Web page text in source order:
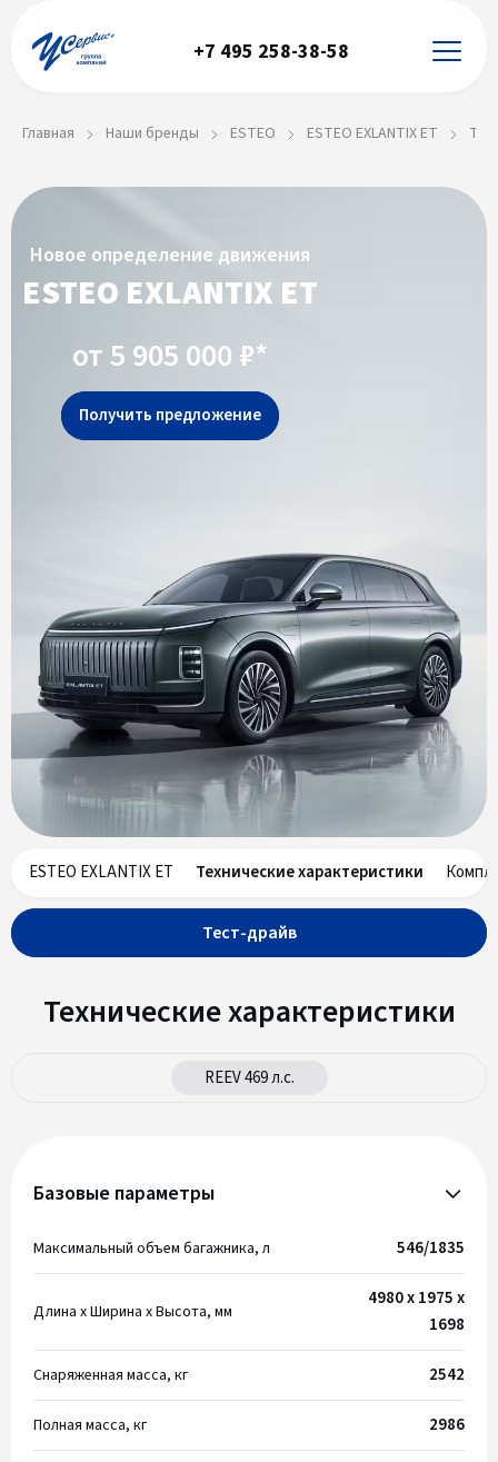
+7 495 258-38-58
Главная Наши бренды ESTEO ESTEO EXLANTIX ET
Новое определение движения
ESTEO EXLANTIX ET
от 5 905 000 ₽*
Получить предложение
ESTEO EXLANTIX ET Технические характеристики
Тест-драйв
Технические характеристики
REEV 469 л.с.
Базовые параметры
Максимальный объем багажника, л 546/1835
Длина х Ширина x Высота, мм
4980 х 1975 х
1698
Снаряженная масса, кг 2542
Полная масса, кг 2986